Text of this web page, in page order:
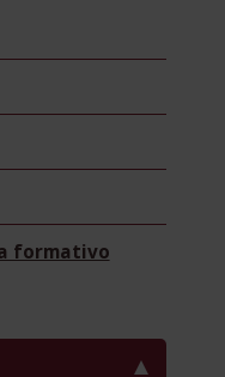
formativo